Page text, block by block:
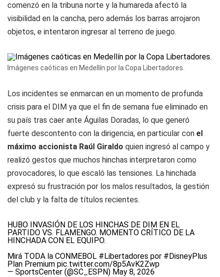
comenzó en la tribuna norte y la humareda afectó la
visibilidad en la cancha, pero además los barras arrojaron
objetos, e intentaron ingresar al terreno de juego.
Imágenes caóticas en Medellín por la Copa Libertadores.
Los incidentes se enmarcan en un momento de profunda
crisis para el DIM ya que el fin de semana fue eliminado en
su país tras caer ante Águilas Doradas, lo que generó
fuerte descontento con la dirigencia, en particular con el
máximo accionista Raúl Giraldo quien ingresó al campo y
realizó gestos que muchos hinchas interpretaron como
provocadores, lo que escaló las tensiones. La hinchada
expresó su frustración por los malos resultados, la gestión
del club y la falta de títulos recientes.
HUBO INVASIÓN DE LOS HINCHAS DE DIM EN EL
PARTIDO VS. FLAMENGO. MOMENTO CRÍTICO DE LA
HINCHADA CON EL EQUIPO.
Mirá TODA la CONMEBOL #Libertadores por #DisneyPlus
Plan Premium pic.twitter.com/8p5AvK2Zwp
— SportsCenter (@SC_ESPN) May 8, 2026